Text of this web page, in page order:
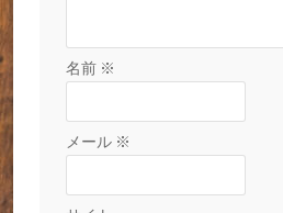
名前 ※
メール ※